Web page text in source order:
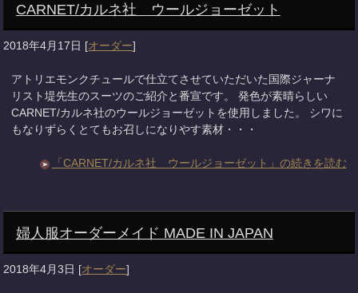
CARNET/カルネ社 ウールジョーゼット
2018年4月17日 [オーダー]
アトリエモンクチュールで仕立てさせていただいた国際ジャーナ
リスト堤先生のスーツのご紹介と番宣です。 発色が素晴らしい
CARNET/カルネ社のウールジョーゼットを使用しました。 シワに
もなりずらくとてもお召しになりやす素材・・・
「CARNET/カルネ社 ウールジョーゼット」の続きを読む
婦人服オーダーメイド MADE IN JAPAN
2018年4月3日 [オーダー]